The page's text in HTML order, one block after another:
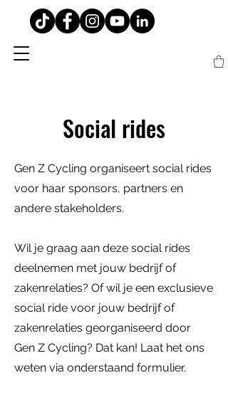
Social rides
Gen Z Cycling organiseert social rides
voor haar sponsors, partners en
andere stakeholders.
Wil je graag aan deze social rides
deelnemen met jouw bedrijf of
zakenrelaties? Of wil je een exclusieve
social ride voor jouw bedrijf of
zakenrelaties georganiseerd door
Gen Z Cycling? Dat kan! Laat het ons
weten via onderstaand formulier.